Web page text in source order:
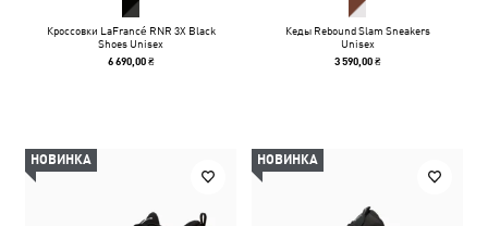
Кроссовки LaFrancé RNR 3X Black
Shoes Unisex
6 690,00 ₴
Кеды Rebound Slam Sneakers
Unisex
3 590,00 ₴
НОВИНКА НОВИНКА